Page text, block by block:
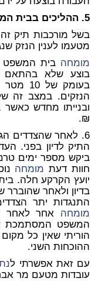
5. ההליכים בבית המשפט:
בשל מורכבות תיק
מטעמו לענין הנזק
מומחה בית המשפט
בוצע שלא בהתאם
הנזקים. במצב זה
₪.
6. לאחר שהצדדים
התיק לדיון בפני.
ביקש מספר ימים
חוות דעת מומחה
יועץ הקרקע חלה.
בדיון ולאחר שהוברר
התנגדות יתר
מומחה אחר לאחר
המשפט המסתמכת
הוריתי שאין כל
ההוכחות השני.
עם זאת אפשרתי ל
עובדות מטעם מר